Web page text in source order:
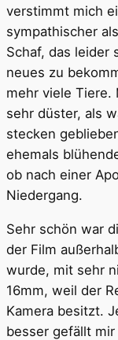
verstimmt mich
sympathischer
Schaf, das leider
neues zu
mehr viele
sehr düster, als
stecken
ehemals
ob nach einer
Niedergang.
Sehr schön war
der Film
wurde, mit sehr
16mm, weil der
Kamera besitzt.
besser gefällt